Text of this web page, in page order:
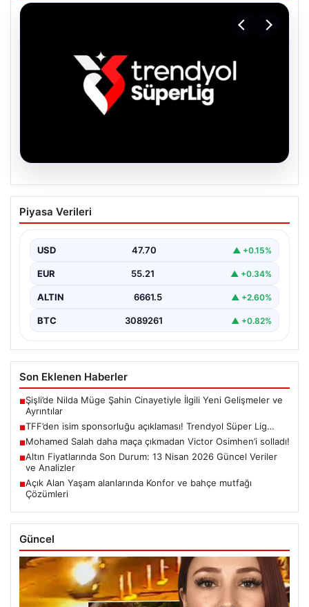
06.08.2026
TFF’den isim sponsorluğu açıklaması!
Trendyol Süper Lig…
Piyasa Verileri
USD 47.70 ▲ +0.15%
EUR 55.21 ▲ +0.34%
ALTIN 6661.5 ▲ +2.60%
BTC 3089261 ▲ +0.82%
Son Eklenen Haberler
■Şişli’de Nilda Müge Şahin Cinayetiyle İlgili Yeni Gelişmeler ve
Ayrıntılar
■TFF’den isim sponsorluğu açıklaması! Trendyol Süper Lig…
■Mohamed Salah daha maça çıkmadan Victor Osimhen’i solladı!
■Altın Fiyatlarında Son Durum: 13 Nisan 2026 Güncel Veriler
ve Analizler
■Açık Alan Yaşam alanlarında Konfor ve bahçe mutfağı
Çözümleri
Güncel